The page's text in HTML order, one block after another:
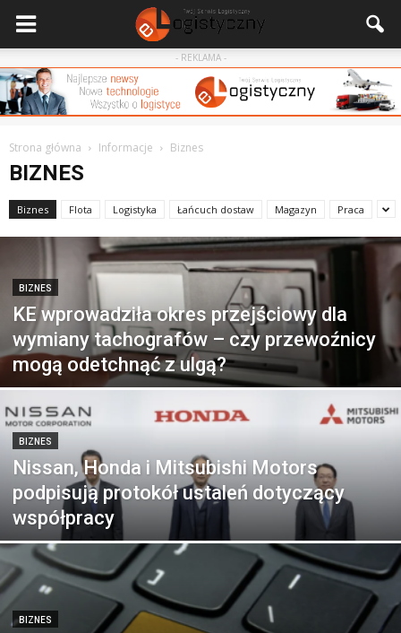
- REKLAMA -
Strona główna Informacje Biznes
BIZNES
Biznes Flota Logistyka Łańcuch dostaw Magazyn Praca
BIZNES
KE wprowadziła okres przejściowy dla
wymiany tachografów – czy przewoźnicy
mogą odetchnąć z ulgą?
BIZNES
Nissan, Honda i Mitsubishi Motors
podpisują protokół ustaleń dotyczący
współpracy
BIZNES